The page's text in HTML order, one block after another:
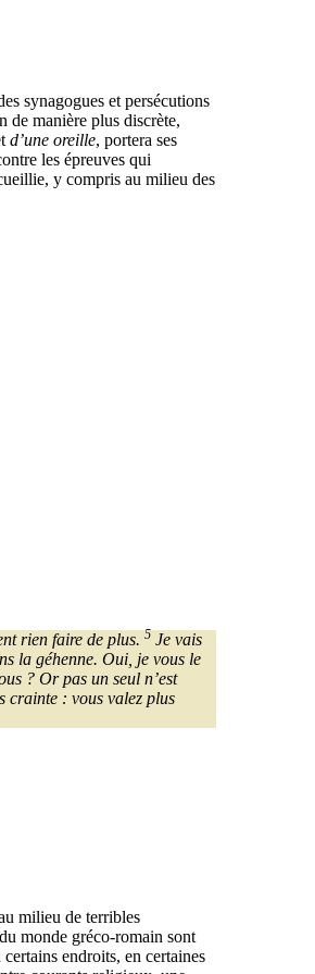
synagogues et persécutions
de manière plus discrète,
d’une oreille, portera ses
les épreuves qui
y compris au milieu des
rien faire de plus. 5 Je vais
la géhenne. Oui, je vous le
? Or pas un seul n’est
crainte : vous valez plus
milieu de terribles
monde gréco-romain sont
endroits, en certaines